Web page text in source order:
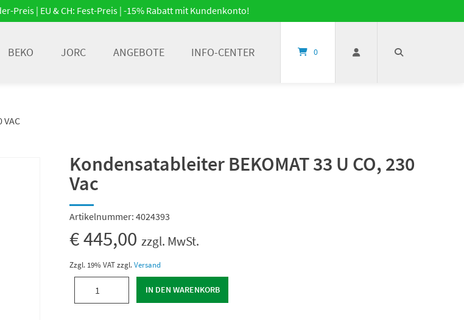
Preis | EU & CH: Fest-Preis | -15% Rabatt mit Kundenkonto!
BEKO JORC ANGEBOTE INFO-CENTER 0
VAC
Kondensatableiter BEKOMAT 33 U CO, 230
Vac
Artikelnummer: 4024393
€445,00 zzgl. MwSt.
Zzgl. 19% VATzzgl.Versand
BEKOMAT
IN DEN WARENKORB